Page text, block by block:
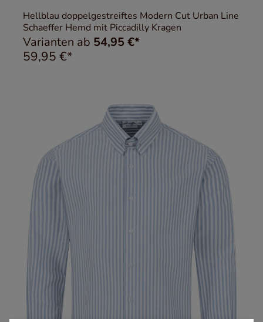
Hellblau doppelgestreiftes Modern Cut Urban Line
Schaeffer Hemd mit Piccadilly Kragen
Varianten ab 54,95 €*
59,95 €*